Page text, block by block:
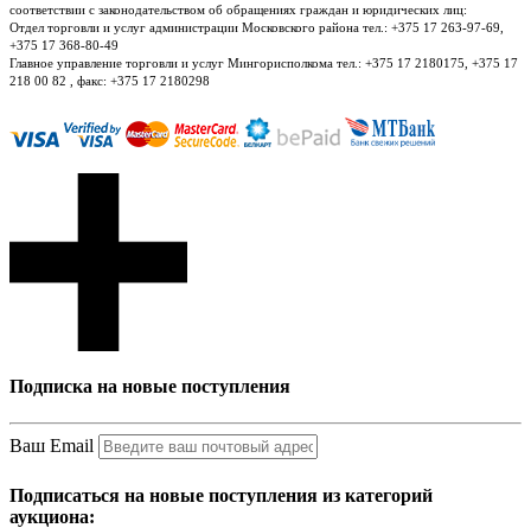
соответствии с законодательством об обращениях граждан и юридических лиц:
Отдел торговли и услуг администрации Московского района тел.: +375 17 263-97-69,
+375 17 368-80-49
Главное управление торговли и услуг Мингорисполкома тел.: +375 17 2180175, +375 17
218 00 82 , факс: +375 17 2180298
Подписка на новые поступления
Ваш Email
Подписаться на новые поступления из категорий
аукциона: